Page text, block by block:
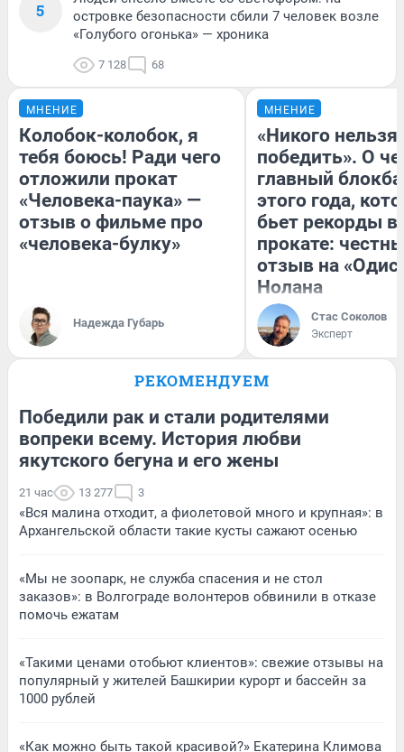
5
островке безопасности сбили 7 человек возле
«Голубого огонька» — хроника
7 128 68
МНЕНИЕ
Колобок-колобок, я
тебя боюсь! Ради чего
отложили прокат
«Человека-паука» —
отзыв о фильме про
«человека-булку»
Надежда Губарь
МНЕНИЕ
«Никого нельзя
победить». О
главный
этого года,
бьет рекорды в
прокате:
отзыв на
Нолана
Стас Соколов
Эксперт
РЕКОМЕНДУЕМ
Победили рак и стали родителями
вопреки всему. История любви
якутского бегуна и его жены
21 час 13 277 3
«Вся малина отходит, а фиолетовой много и крупная»: в
Архангельской области такие кусты сажают осенью
«Мы не зоопарк, не служба спасения и не стол
заказов»: в Волгограде волонтеров обвинили в отказе
помочь ежатам
«Такими ценами отобьют клиентов»: свежие отзывы на
популярный у жителей Башкирии курорт и бассейн за
1000 рублей
«Как можно быть такой красивой?» Екатерина Климова